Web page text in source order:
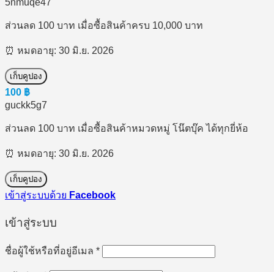
ส่วนลด 100 บาท เมื่อซื้อสินค้าครบ 10,000 บาท
⏰ หมดอายุ: 30 มิ.ย. 2026
เก็บคูปอง
100 ฿
guckk5g7
ส่วนลด 100 บาท เมื่อซื้อสินค้าหมวดหมู่ โน๊ตบุ๊ค ได้ทุกยี่ห้อ
⏰ หมดอายุ: 30 มิ.ย. 2026
เก็บคูปอง
เข้าสู่ระบบด้วย Facebook
เข้าสู่ระบบ
ชื่อผู้ใช้หรือที่อยู่อีเมล *ต้องการ